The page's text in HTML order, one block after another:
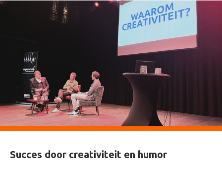
Succes door creativiteit en humor